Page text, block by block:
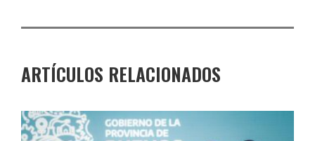
ARTÍCULOS RELACIONADOS